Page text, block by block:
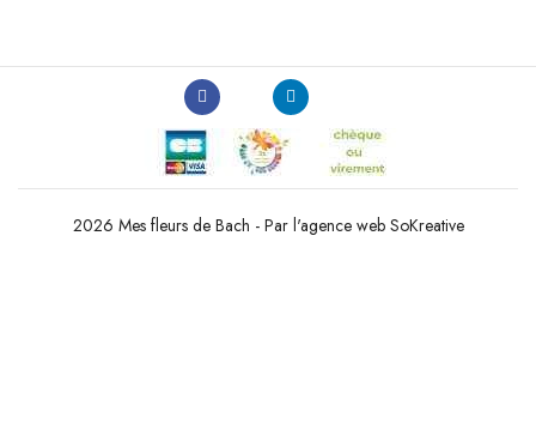
2026 Mes fleurs de Bach - Par l'agence web SoKreative